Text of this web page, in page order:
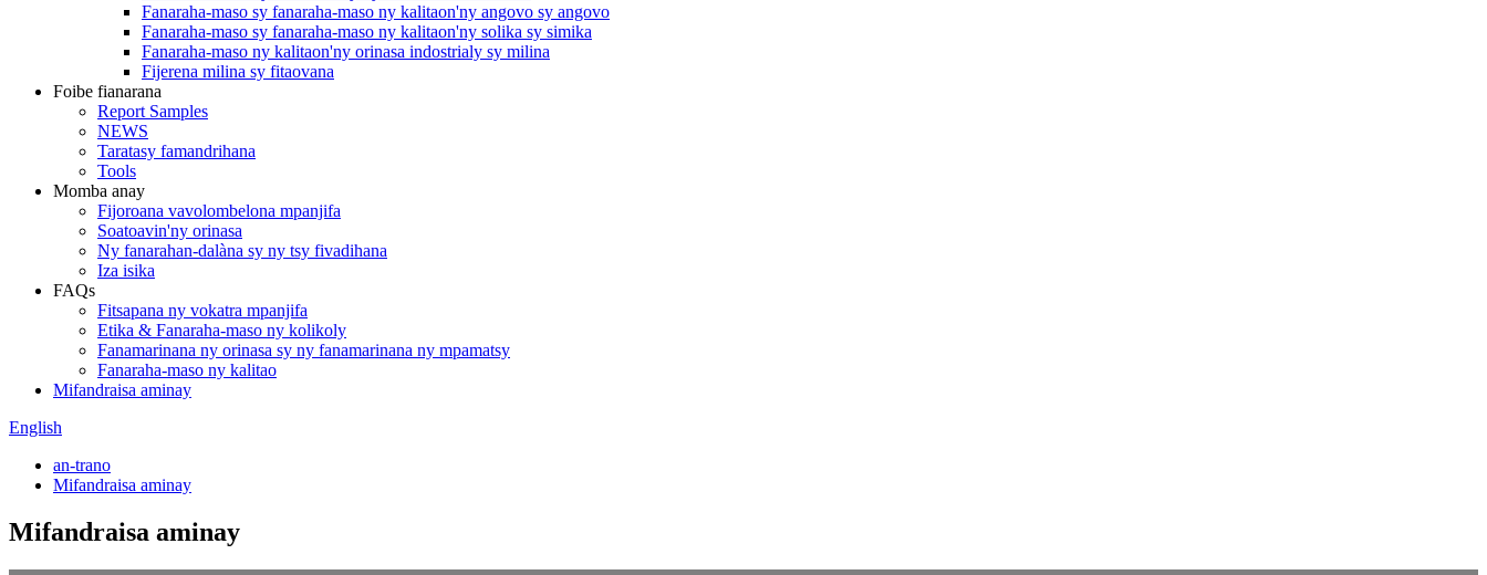
Fanaraha-maso sy fanaraha-maso ny kalitaon'ny angovo sy angovo
Fanaraha-maso sy fanaraha-maso ny kalitaon'ny solika sy simika
Fanaraha-maso ny kalitaon'ny orinasa indostrialy sy milina
Fijerena milina sy fitaovana
Foibe fianarana
Report Samples
NEWS
Taratasy famandrihana
Tools
Momba anay
Fijoroana vavolombelona mpanjifa
Soatoavin'ny orinasa
Ny fanarahan-dalàna sy ny tsy fivadihana
Iza isika
FAQs
Fitsapana ny vokatra mpanjifa
Etika & Fanaraha-maso ny kolikoly
Fanamarinana ny orinasa sy ny fanamarinana ny mpamatsy
Fanaraha-maso ny kalitao
Mifandraisa aminay
English
an-trano
Mifandraisa aminay
Mifandraisa aminay